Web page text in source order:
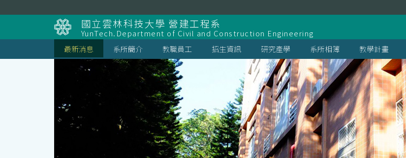
到
國立雲林科技大學 營建工程系
YunTech.Department of Civil and Construction Engineering
最新消息
系所簡介 教職員工 招生資訊 研究產學 系所相簿 教學計畫